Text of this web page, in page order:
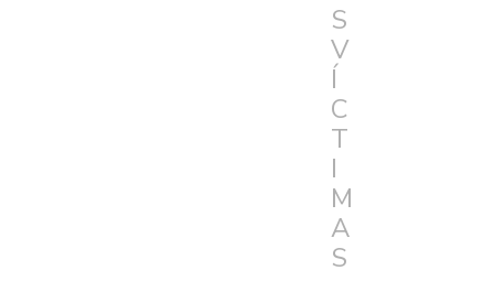
S
V
Í
C
T
I
M
A
S